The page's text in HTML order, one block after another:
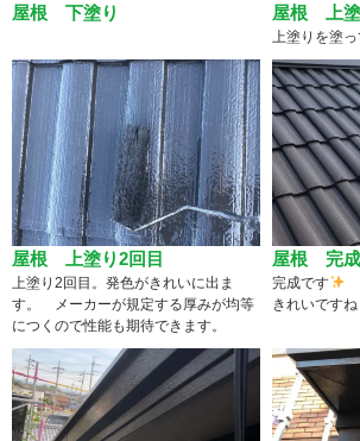
屋根 下塗り 屋根 上塗
上塗りを塗
屋根 上塗り2回目
上塗り2回目。発色がきれいに出ま
す。 メーカーが規定する厚みが均等
につくので性能も期待できます。
屋根 完成
完成です
きれいです